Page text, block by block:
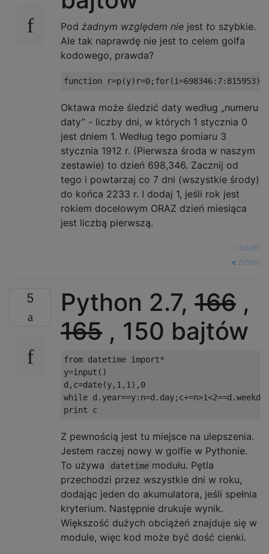
Pod żadnym względem nie jest to szybkie.
Ale tak naprawdę nie jest to celem golfa
kodowego, prawda?
Oktawa może śledzić daty według „numeru
daty” - liczby dni, w których 1 stycznia 0
jest dniem 1. Według tego pomiaru 3
stycznia 1912 r. (Pierwsza środa w naszym
zestawie) to dzień 698,346. Zacznij od
tego i powtarzaj co 7 dni (wszystkie środy)
do końca 2233 r. I dodaj 1, jeśli rok jest
rokiem docelowym ORAZ dzień miesiąca
jest liczbą pierwszą.
dcsohl
źródło
5 Python 2.7, 166 ,
165 , 150 bajtów
from datetime import*
y=input()
d,c=date(y,1,1),0
while
Z pewnością jest tu miejsce na ulepszenia.
Jestem raczej nowy w golfie w Pythonie.
To używa
datetime modułu. Pętla
przechodzi przez wszystkie dni w roku,
dodając jeden do akumulatora, jeśli spełnia
kryterium. Następnie drukuje wynik.
Większość dużych obciążeń znajduje się w
module, więc kod może być dość cienki.